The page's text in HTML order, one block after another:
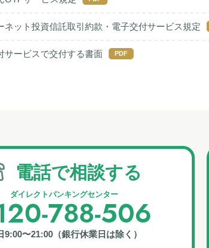
ネット投資信託取引約款・電子交付サービス規定
サービスで交付する書面 PDF
電話で相談する
ダイレクトバンキングセンター
788-506
9:00〜21:00（銀⾏休業⽇は除く）